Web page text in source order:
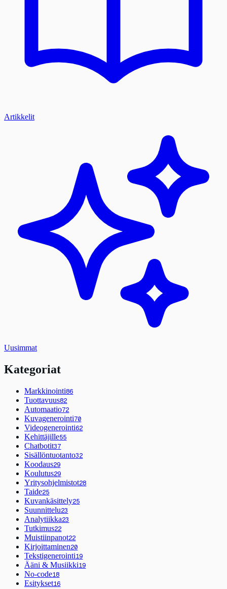
Artikkelit
Uusimmat
Kategoriat
Markkinointi86
Tuottavuus82
Automaatio72
Kuvagenerointi70
Videogenerointi62
Kehittäjille55
Chatbotit37
Sisällöntuotanto32
Koodaus29
Koulutus29
Yritysohjelmistot28
Taide25
Kuvankäsittely25
Suunnittelu23
Analytiikka23
Tutkimus22
Muistiinpanot22
Kirjoittaminen20
Tekstigenerointi19
Ääni & Musiikki19
No-code18
Esitykset16